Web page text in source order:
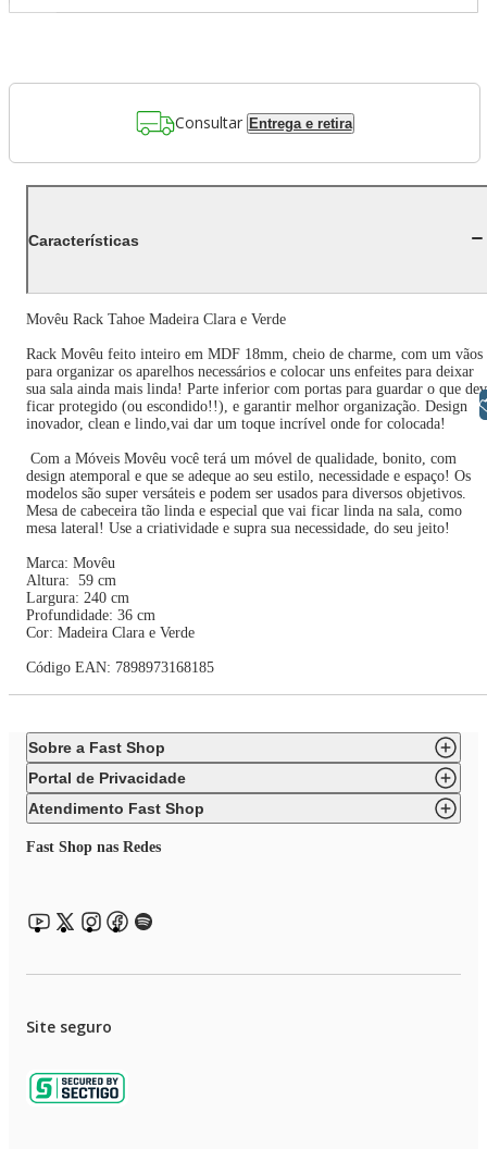
Consultar Entrega e retira
Características
Movêu Rack Tahoe Madeira Clara e Verde
Rack Movêu feito inteiro em MDF 18mm, cheio de charme, com um vãos
para organizar os aparelhos necessários e colocar uns enfeites para deixar
sua sala ainda mais linda! Parte inferior com portas para guardar o que
ficar protegido (ou escondido!!), e garantir melhor organização. Design
inovador, clean e lindo,vai dar um toque incrível onde for colocada!
Com a Móveis Movêu você terá um móvel de qualidade, bonito, com
design atemporal e que se adeque ao seu estilo, necessidade e espaço! Os
modelos são super versáteis e podem ser usados para diversos objetivos.
Mesa de cabeceira tão linda e especial que vai ficar linda na sala, como
mesa lateral! Use a criatividade e supra sua necessidade, do seu jeito!
Marca: Movêu
Altura: 59 cm
Largura: 240 cm
Profundidade: 36 cm
Cor: Madeira Clara e Verde
Código EAN: 7898973168185
Sobre a Fast Shop
Portal de Privacidade
Atendimento Fast Shop
Fast Shop nas Redes
Site seguro
Libras